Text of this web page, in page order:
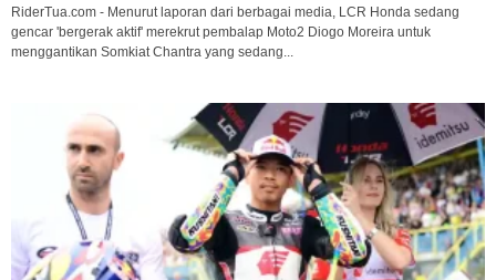
RiderTua.com - Menurut laporan dari berbagai media, LCR Honda sedang
gencar 'bergerak aktif' merekrut pembalap Moto2 Diogo Moreira untuk
menggantikan Somkiat Chantra yang sedang...